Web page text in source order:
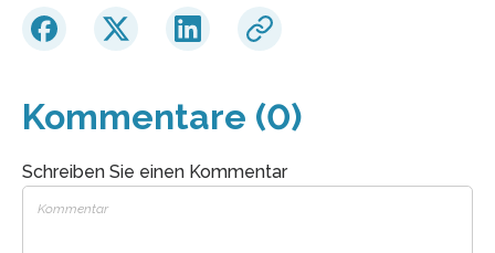
Kommentare (0)
Schreiben Sie einen Kommentar